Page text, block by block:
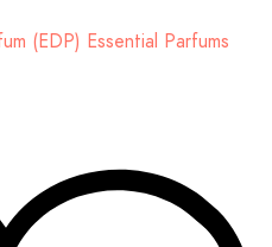
(EDP) Essential Parfums